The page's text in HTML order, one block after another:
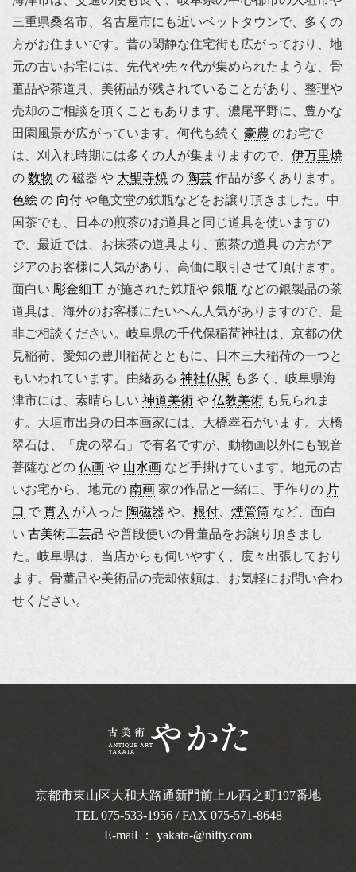
三重県桑名市、名古屋市にも近いベットタウンで、多くの
方がお住まいです。昔の閑静な住宅街も広がっており、地
元の古いお宅には、先代や先々代が集められたような、骨
董品や茶道具、美術品が残されていることがあり、整理や
売却のご相談を頂くこともあります。濃尾平野に、豊かな
田園風景が広がっています。何代も続く 豪農 のお宅で
は、刈入れ時期には多くの人が集まりますので、 伊万里焼
の 数物 の 磁器 や 大聖寺焼 の 陶芸 作品が多くあります。
色絵 の 向付 や亀文堂の鉄瓶などをお譲り頂きました。中
国茶でも、日本の煎茶のお道具と同じ道具を使いますの
で、最近では、お抹茶の道具より、煎茶の道具 の方がア
ジアのお客様に人気があり、高価に取引させて頂けます。
面白い 彫金細工 が施された鉄瓶や 銀瓶 などの銀製品の茶
道具は、海外のお客様にたいへん人気がありますので、是
非ご相談ください。岐阜県の千代保稲荷神社は、京都の伏
見稲荷、愛知の豊川稲荷とともに、日本三大稲荷の一つと
もいわれています。由緒ある 神社仏閣 も多く、岐阜県海
津市には、素晴らしい 神道美術 や 仏教美術 も見られま
す。大垣市出身の日本画家には、大橋翠石がいます。大橋
翠石は、「虎の翠石」で有名ですが、動物画以外にも観音
菩薩などの 仏画 や 山水画 など手掛けています。地元の古
いお宅から、地元の 南画 家の作品と一緒に、手作りの 片
口 で 貫入 が入った 陶磁器 や、 根付 煙管筒 など、面白
い 古美術工芸品 や普段使いの骨董品をお譲り頂きまし
た。岐阜県は、当店からも伺いやすく、度々出張しており
ます。骨董品や美術品の売却依頼は、お気軽にお問い合わ
せください。
京都市東山区大和大路通新門前上ル西之町197番地
TEL 075-533-1956/ FAX 075-571-8648
E-mail ： yakata-@nifty.com